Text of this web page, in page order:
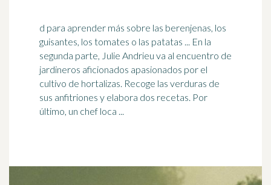
d para aprender más sobre las berenjenas, los
guisantes, los tomates o las patatas ... En la
segunda parte, Julie Andrieu va al encuentro de
jardineros aficionados apasionados por el
cultivo de hortalizas. Recoge las verduras de
sus anfitriones y elabora dos recetas. Por
último, un chef loca ...